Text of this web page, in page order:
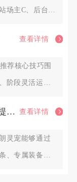
场主C、后台副
查看详情
荐核心技巧围
阶段灵活运
花千骨手游孟玄朗灵宠有没有办法提高其出战的生存能力 查看详情
灵宠能够通过
、专属装备洗